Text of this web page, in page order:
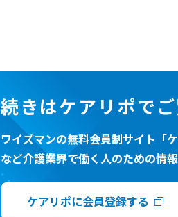
続きはケアリポで
ワイズマンの無料会員制サイト「
など介護業界で働く人のための情
ケアリポに会員登録する